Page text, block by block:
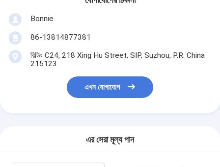
Bonnie
86-13814877381
বিল্ডিং C24, 218 Xing Hu Street, SIP, Suzhou, P.R. China
215123
এখন যোগাযোগ
এর সেরা মূল্য পান